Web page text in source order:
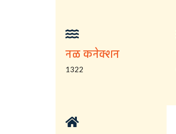
नळ कनेक्शन
1322